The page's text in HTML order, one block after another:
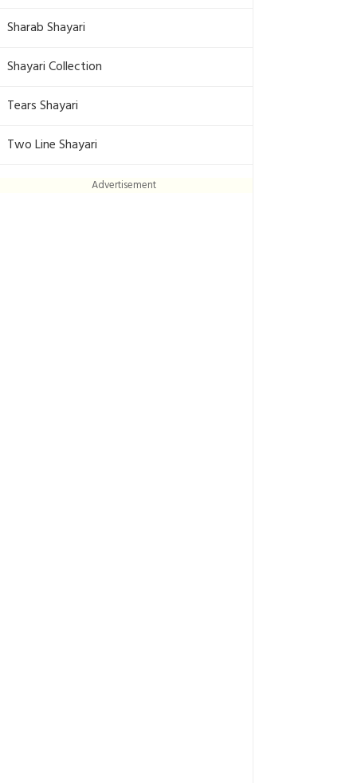
Sharab Shayari
Shayari Collection
Tears Shayari
Two Line Shayari
Advertisement